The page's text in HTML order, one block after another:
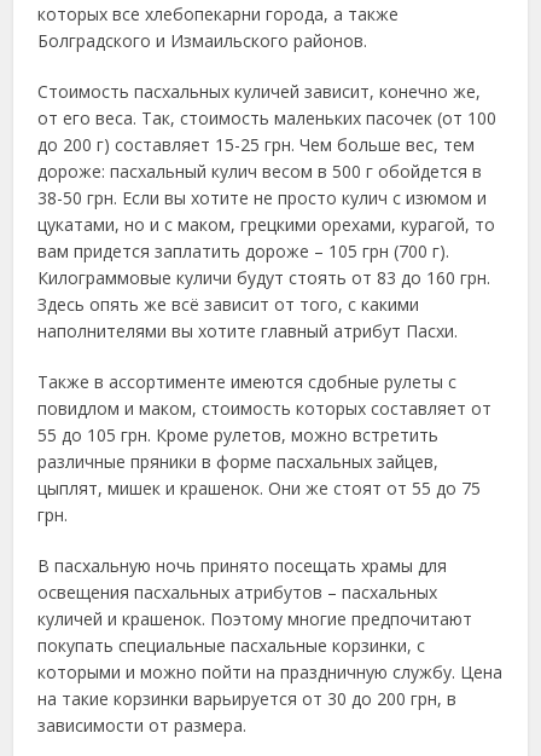
которых все хлебопекарни города, а также
Болградского и Измаильского районов.
Стоимость пасхальных куличей зависит, конечно же,
от его веса. Так, стоимость маленьких пасочек (от 100
до 200 г) составляет 15-25 грн. Чем больше вес, тем
дороже: пасхальный кулич весом в 500 г обойдется в
38-50 грн. Если вы хотите не просто кулич с изюмом и
цукатами, но и с маком, грецкими орехами, курагой, то
вам придется заплатить дороже – 105 грн (700 г).
Килограммовые куличи будут стоять от 83 до 160 грн.
Здесь опять же всё зависит от того, с какими
наполнителями вы хотите главный атрибут Пасхи.
Также в ассортименте имеются сдобные рулеты с
повидлом и маком, стоимость которых составляет от
55 до 105 грн. Кроме рулетов, можно встретить
различные пряники в форме пасхальных зайцев,
цыплят, мишек и крашенок. Они же стоят от 55 до 75
грн.
В пасхальную ночь принято посещать храмы для
освещения пасхальных атрибутов – пасхальных
куличей и крашенок. Поэтому многие предпочитают
покупать специальные пасхальные корзинки, с
которыми и можно пойти на праздничную службу. Цена
на такие корзинки варьируется от 30 до 200 грн, в
зависимости от размера.